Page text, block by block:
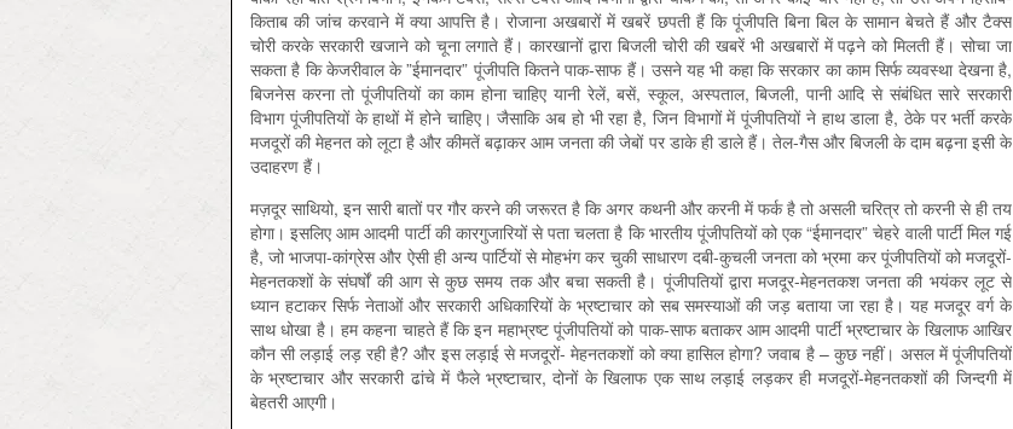
किताब की जांच करवाने में क्या आपत्ति है। रोजाना अखबारों में खबरें छपती हैं कि पूंजीपति बिना बिल के सामान बेचते हैं और टैक्स
चोरी करके सरकारी खजाने को चूना लगाते हैं। कारखानों द्वारा बिजली चोरी की खबरें भी अखबारों में पढ़ने को मिलती हैं। सोचा जा
सकता है कि केजरीवाल के ”ईमानदार” पूंजीपति कितने पाक-साफ हैं। उसने यह भी कहा कि सरकार का काम सिर्फ व्यवस्था देखना है,
बिजनेस करना तो पूंजीपतियों का काम होना चाहिए यानी रेलें, बसें, स्कूल, अस्पताल, बिजली, पानी आदि से संबंधित सारे सरकारी
विभाग पूंजीपतियों के हाथों में होने चाहिए। जैसाकि अब हो भी रहा है, जिन विभागों में पूंजीपतियों ने हाथ डाला है, ठेके पर भर्ती करके
मजदूरों की मेहनत को लूटा है और कीमतें बढ़ाकर आम जनता की जेबों पर डाके ही डाले हैं। तेल-गैस और बिजली के दाम बढ़ना इसी के
उदाहरण हैं।
मज़दूर साथियो, इन सारी बातों पर गौर करने की जरूरत है कि अगर कथनी और करनी में फर्क है तो असली चरित्र तो करनी से ही तय
होगा। इसलिए आम आदमी पार्टी की कारगुजारियों से पता चलता है कि भारतीय पूंजीपतियों को एक “ईमानदार” चेहरे वाली पार्टी मिल गई
है, जो भाजपा-कांग्रेस और ऐसी ही अन्य पार्टियों से मोहभंग कर चुकी साधारण दबी-कुचली जनता को भ्रमा कर पूंजीपतियों को मजदूरों-
मेहनतकशों के संघर्षों की आग से कुछ समय तक और बचा सकती है। पूंजीपतियों द्वारा मजदूर-मेहनतकश जनता की भयंकर लूट से
ध्यान हटाकर सिर्फ नेताओं और सरकारी अधिकारियों के भ्रष्टाचार को सब समस्याओं की जड़ बताया जा रहा है। यह मजदूर वर्ग के
साथ धोखा है। हम कहना चाहते हैं कि इन महाभ्रष्ट पूंजीपतियों को पाक-साफ बताकर आम आदमी पार्टी भ्रष्टाचार के खिलाफ आखिर
कौन सी लड़ाई लड़ रही है? और इस लड़ाई से मजदूरों- मेहनतकशों को क्या हासिल होगा? जवाब है – कुछ नहीं। असल में पूंजीपतियों
के भ्रष्टाचार और सरकारी ढांचे में फैले भ्रष्टाचार, दोनों के खिलाफ एक साथ लड़ाई लड़कर ही मजदूरों-मेहनतकशों की जिन्दगी में
बेहतरी आएगी।